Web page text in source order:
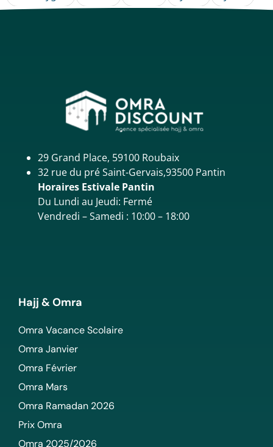
29 Grand Place, 59100 Roubaix
32 rue du pré Saint-Gervais,93500 Pantin
Horaires Estivale Pantin
Du Lundi au Jeudi: Fermé
Vendredi – Samedi : 10:00 – 18:00
Hajj & Omra
Omra Vacance Scolaire
Omra Janvier
Omra Février
Omra Mars
Omra Ramadan 2026
Prix Omra
Omra 2025/2026